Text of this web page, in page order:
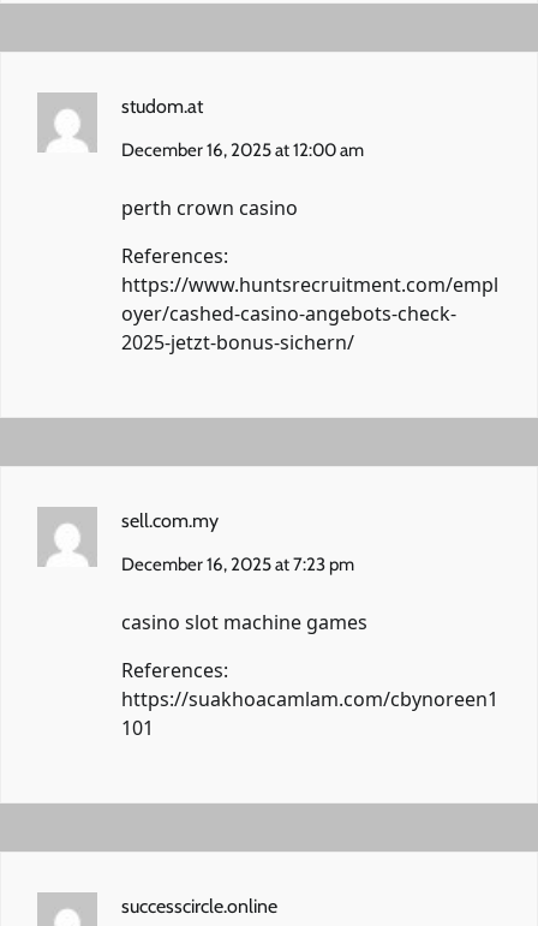
studom.at
December 16, 2025 at 12:00 am
perth crown casino
References:
https://www.huntsrecruitment.com/empl
oyer/cashed-casino-angebots-check-
2025-jetzt-bonus-sichern/
sell.com.my
December 16, 2025 at 7:23 pm
casino slot machine games
References:
https://suakhoacamlam.com/cbynoreen1
101
successcircle.online